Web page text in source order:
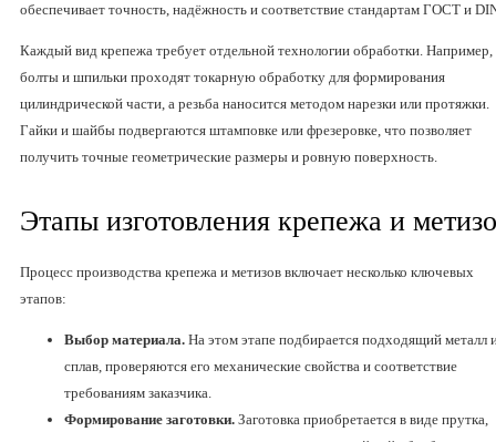
обеспечивает точность, надёжность и соответствие стандартам ГОСТ и
Каждый вид крепежа требует отдельной технологии обработки. Например,
болты и шпильки проходят токарную обработку для формирования
цилиндрической части, а резьба наносится методом нарезки или протяжки.
Гайки и шайбы подвергаются штамповке или фрезеровке, что позволяет
получить точные геометрические размеры и ровную поверхность.
Этапы изготовления крепежа и
Процесс производства крепежа и метизов включает несколько ключевых
этапов:
Выбор материала. На этом этапе подбирается подходящий металл
сплав, проверяются его механические свойства и соответствие
требованиям заказчика.
Формирование заготовки. Заготовка приобретается в виде прутка,